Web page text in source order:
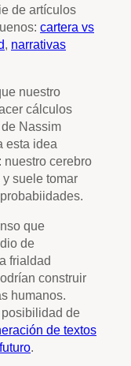
de artículos
cartera vs
, narrativas
nuestro
cálculos
Nassim
esta idea
cerebro
suele tomar
que
de
frialdad
construir
humanos.
posibilidad de
de textos
.